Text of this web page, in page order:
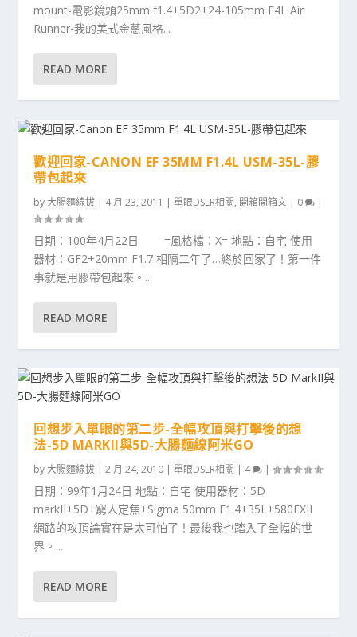
mount-電影鏡頭25mm f1.4+5D2+24-105mm F4L Air
Runner-我的美式金蔥風格...
READ MORE
歡迎回家-CANON EF 35MM F1.4L USM-35L-膠
帶包起來
by大腸麵線拔 | 4 月 23, 2011 |單眼DSLR相關, 開箱開箱文 | 0 |
日期：100年4月22日 =風格檔：X= 地點：自宅 使用
器材：GF2+20mm F1.7 相隔二年了…終於回家了！第一件
事就是用膠帶包起來。...
READ MORE
回想步入單眼的第二步-全幅攻頂與打擊後的想
法-5D MARKII與5D-大腸麵線阿米GO
by大腸麵線拔 |2 月 24, 2010 |單眼DSLR相關 | 4 |
日期：99年1月24日 地點：自宅 使用器材：5D
markII+5D+窮人定焦+Sigma 50mm F1.4+35L+580EXII
網路的攻頂論實在是太可怕了！最後我也踏入了全幅的世
界。...
READ MORE